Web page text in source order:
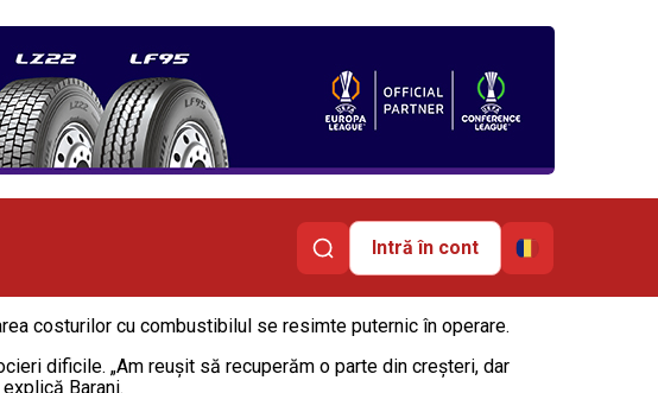
Intră în cont
costurilor cu combustibilul se resimte puternic în operare.
dificile. „Am reușit să recuperăm o parte din creșteri, dar
Barani.